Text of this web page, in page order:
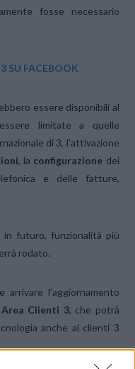
fosse necessario
SU FACEBOOK
essere disponibili al
limitate a quelle
di 3, l’attivazione
, la configurazione dei
e delle fatture,
futuro, funzionalità più
rodato.
l’aggiornamento
Area Clienti 3, che potrà
anche ai clienti 3